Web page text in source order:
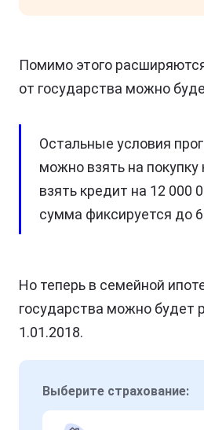
Помимо этого
от государства можно
Остальные условия
можно взять на
взять кредит на 12 000
сумма фиксируется до
Но теперь в семейной
государства можно будет
1.01.2018.
Выберите страхование: